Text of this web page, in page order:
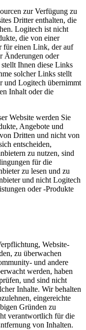
zur Verfügung zu
Dritter enthalten, die
Logitech ist nicht
die von einer
für einen Link, der auf
Änderungen oder
Ihnen diese Links
solcher Links stellt
und Logitech übernimmt
Inhalt oder die
Website werden Sie
Angebote und
Dritten und nicht von
entscheiden,
zu nutzen, sind
für die
zu lesen und zu
und nicht Logitech
oder -Produkte
Website-
zu überwachen
und andere
werden, haben
und sind nicht
Inhalte. Wir behalten
eingereichte
Gründen zu
verantwortlich für die
von Inhalten.